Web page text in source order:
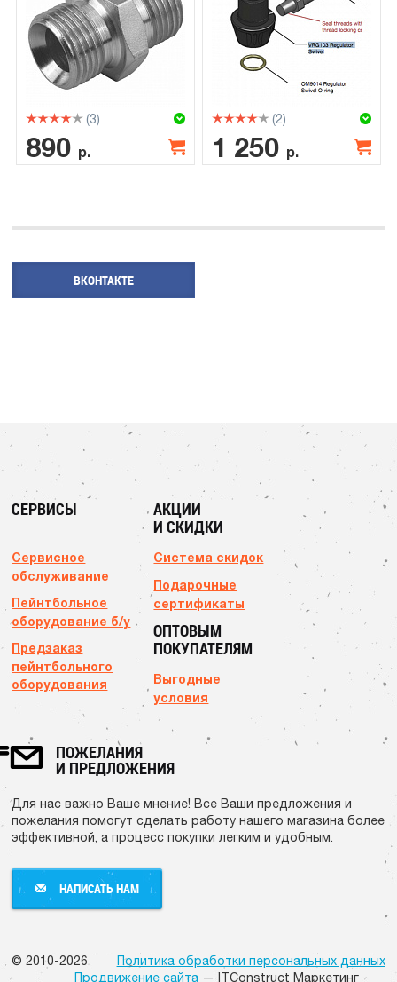
(3)
890 р.
(2)
1 250 р.
ВКОНТАКТЕ
СЕРВИСЫ
Сервисное
обслуживание
Пейнтбольное
оборудование б/у
Предзаказ
пейнтбольного
оборудования
АКЦИИ
И СКИДКИ
Система скидок
Подарочные
сертификаты
ОПТОВЫМ
ПОКУПАТЕЛЯМ
Выгодные
условия
ПОЖЕЛАНИЯ
И ПРЕДЛОЖЕНИЯ
Для нас важно Ваше мнение! Все Ваши предложения и
пожелания помогут сделать работу нашего магазина более
эффективной, а процесс покупки легким и удобным.
НАПИСАТЬ НАМ
Политика обработки персональных данных
Продвижение сайта— ITConstruct Маркетинг
© 2010-2026